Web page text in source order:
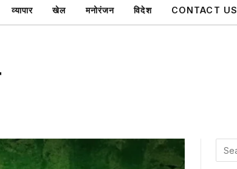
व्यापार खेल मनोरंजन विदेश CONTACT US